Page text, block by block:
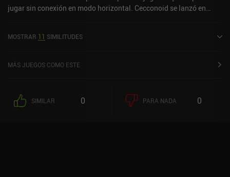
jugar sin conexión en modo horizontal. Cecconoid se lanzó en
MOSTRAR 11 SIMILITUDES
MÁS JUEGOS COMO ESTE
SIMILAR 0 PARA NADA 0